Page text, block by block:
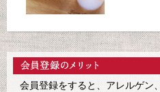
会員登録をすると、アレルゲン